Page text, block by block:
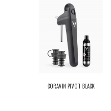
CORAVIN PIVOT BLACK